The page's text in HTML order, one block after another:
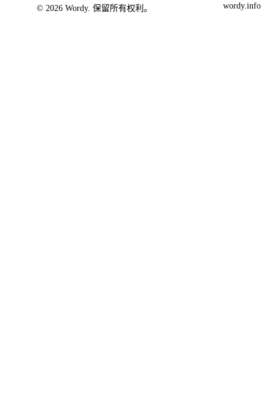
© 2026 Wordy. 保留所有权利。 wordy.info